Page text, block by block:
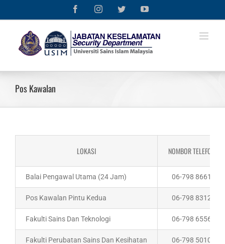
FacebookInstagramTwitterYouTube
Pos Kawalan
LOKASI NOMBOR TELEFON
Balai Pengawal Utama (24 Jam) 06-798 8661
Pos Kawalan Pintu Kedua 06-798 8312
Fakulti Sains Dan Teknologi 06-798 6556
Fakulti Perubatan Sains Dan Kesihatan 06-798 5010